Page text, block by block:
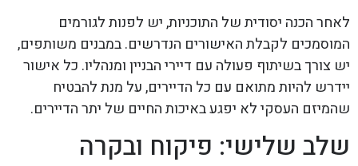
לאחר הכנה יסודית של התוכניות, יש לפנות לגורמים
המוסמכים לקבלת האישורים הנדרשים. במבנים משותפים,
יש צורך בשיתוף פעולה עם דיירי הבניין ומנהליו. כל אישור
יידרש להיות מתואם עם כל הדיירים, על מנת להבטיח
שהמיזם העסקי לא יפגע באיכות החיים של יתר הדיירים.
שלב שלישי: פיקוח ובקרה